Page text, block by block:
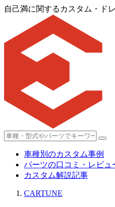
自己満に関するカスタム・ド
車種別のカスタム事例
パーツの口コミ・レビュ
カスタム解説記事
CARTUNE